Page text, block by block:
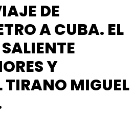
DE
A CUBA. EL
Y
TIRANO MIGUEL